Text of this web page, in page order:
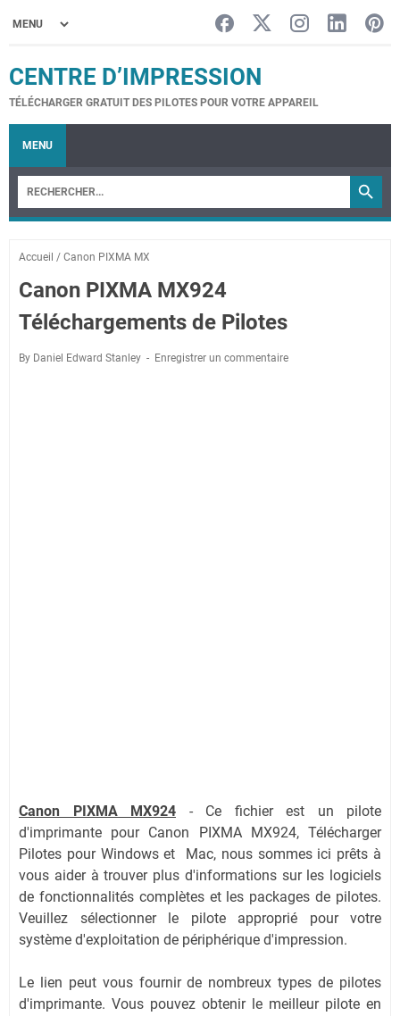
CENTRE D’IMPRESSION
TÉLÉCHARGER GRATUIT DES PILOTES POUR VOTRE APPAREIL
MENU
Accueil / Canon PIXMA MX
Canon PIXMA MX924
Téléchargements de Pilotes
By Daniel Edward Stanley Enregistrer un commentaire
Canon PIXMA MX924 - Ce fichier est un pilote
d'imprimante pour Canon PIXMA MX924, Télécharger
Pilotes pour Windows et Mac, nous sommes ici prêts à
vous aider à trouver plus d'informations sur les logiciels
de fonctionnalités complètes et les packages de pilotes.
Veuillez sélectionner le pilote approprié pour votre
système d'exploitation de périphérique d'impression.
Le lien peut vous fournir de nombreux types de pilotes
d'imprimante. Vous pouvez obtenir le meilleur pilote en